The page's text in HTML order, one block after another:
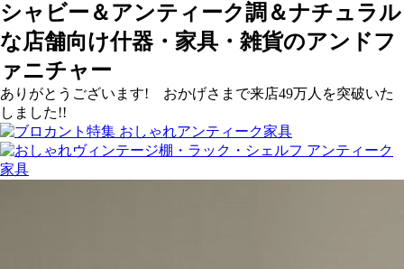
シャビー＆アンティーク調＆ナチュラル
な店舗向け什器・家具・雑貨のアンドフ
ァニチャー
ありがとうございます! おかげさまで来店49万人を突破いた
しました!!